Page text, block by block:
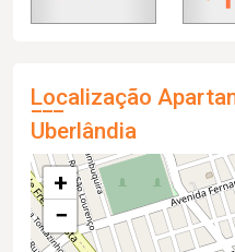
Localização
Uberlândia
+
−